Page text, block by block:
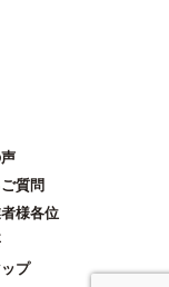
質問
様各位
プ